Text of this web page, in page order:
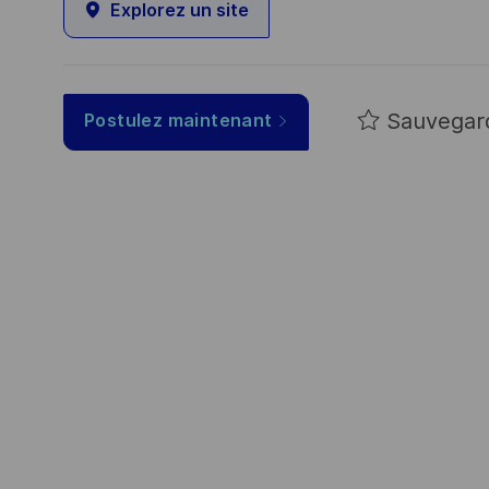
Explorez un site
Postulez maintenant